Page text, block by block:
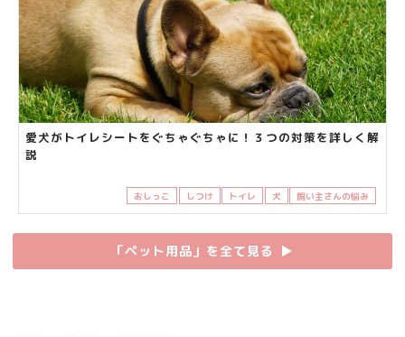
愛犬がトイレシートをぐちゃぐちゃに！３つの対策を詳しく解
説
おしっこ しつけ トイレ 犬 飼い主さんの悩み
「ペット用品」を全て見る ▶︎